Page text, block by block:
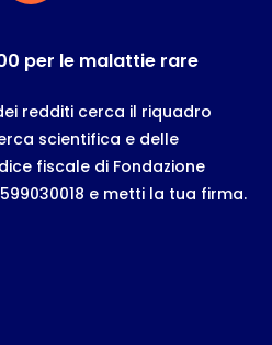
per le malattie rare
redditi cerca il riquadro
scientifica e delle
fiscale di Fondazione
e metti la tua firma.